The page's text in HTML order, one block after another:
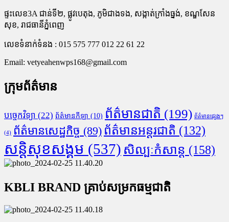
ផ្ទះលេខ3A ជាន់ទី២, ផ្លូវបេតុង, ភូមិជាងទង, សង្កាត់ក្រាំងធ្នង់, ខណ្ឌសែន
សុខ, រាជធានីភ្នំពេញ
លេខទំនាក់ទំនង : 015 575 777 012 22 61 22
Email: vetyeahenwps168@gmail.com
ក្រុមព័ត៌មាន
បច្ចេកវិទ្យា (22) ព័ត៌មានកីឡា (10) ព័ត៌មានជាតិ (199) ព័ត៌មានផ្សេងៗ
(4) ព័ត៌មានសេដ្ឋកិច្ច (89) ព័ត៌មានអន្តរជាតិ (132)
សន្តិសុខសង្គម (537) សិល្បៈកំសាន្ត (158)
KBLI BRAND គ្រាប់សម្រកធម្មជាតិ